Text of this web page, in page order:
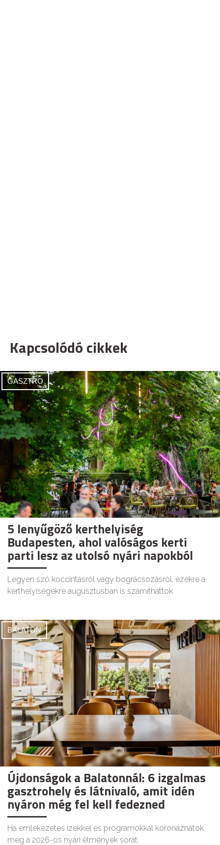
Kapcsolódó cikkek
GASZTRO
5 lenyűgöző kerthelyiség
Budapesten, ahol valóságos kerti
parti lesz az utolsó nyári napokból
Legyen szó koccintásról vagy bográcsozásról, ezekre a
kerthelyiségekre augusztusban is számíthattok.
BALATON
Újdonságok a Balatonnál: 6 izgalmas
gasztrohely és látnivaló, amit idén
nyáron még fel kell fedezned
Ha emlékezetes ízekkel és programokkal koronáznátok
meg a 2026-os nyári élmények sorát.